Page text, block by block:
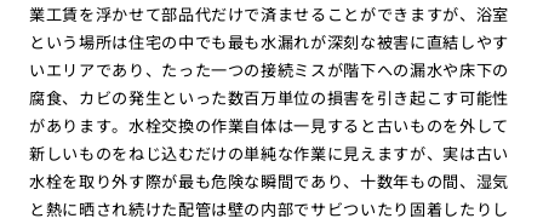
業工賃を浮かせて部品代だけで済ませることができますが、浴室
という場所は住宅の中でも最も水漏れが深刻な被害に直結しやす
いエリアであり、たった一つの接続ミスが階下への漏水や床下の
腐食、カビの発生といった数百万単位の損害を引き起こす可能性
があります。水栓交換の作業自体は一見すると古いものを外して
新しいものをねじ込むだけの単純な作業に見えますが、実は古い
水栓を取り外す際が最も危険な瞬間であり、十数年もの間、湿気
と熱に晒され続けた配管は壁の内部でサビついたり固着したりし